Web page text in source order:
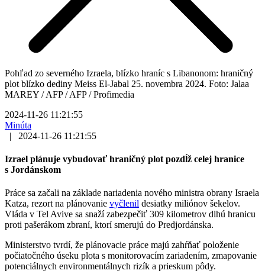
Pohľad zo severného Izraela, blízko hraníc s Libanonom: hraničný
plot blízko dediny Meiss El-Jabal 25. novembra 2024. Foto: Jalaa
MAREY / AFP / AFP / Profimedia
2024-11-26 11:21:55
Minúta
|
2024-11-26 11:21:55
Izrael plánuje vybudovať hraničný plot pozdĺž celej hranice
s Jordánskom
Práce sa začali na základe nariadenia nového ministra obrany Israela
Katza, rezort na plánovanie vyčlenil desiatky miliónov šekelov.
Vláda v Tel Avive sa snaží zabezpečiť 309 kilometrov dlhú hranicu
proti pašerákom zbraní, ktorí smerujú do Predjordánska.
Ministerstvo tvrdí, že plánovacie práce majú zahŕňať položenie
počiatočného úseku plota s monitorovacím zariadením, zmapovanie
potenciálnych environmentálnych rizík a prieskum pôdy.